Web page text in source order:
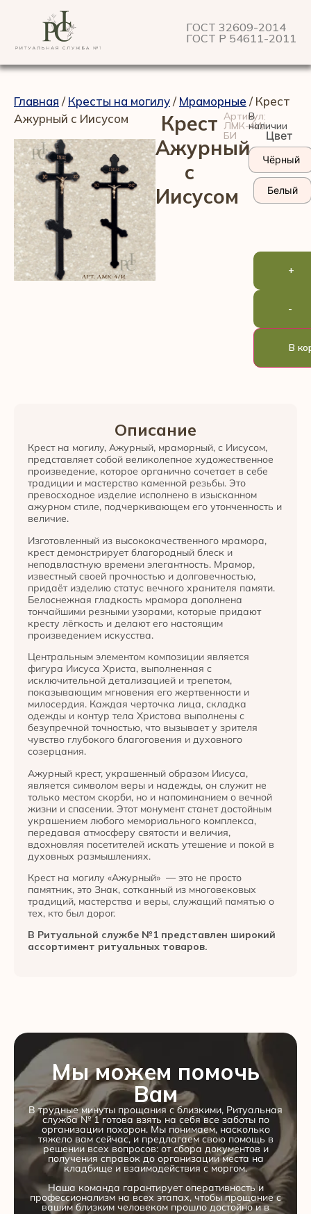
ГОСТ 32609-2014
ГОСТ Р 54611-2011
Главная /Кресты на могилу/Мраморные / Крест
Ажурный с Иисусом
Крест
Ажурный
с
Иисусом
Артикул:
ЛМК-4И/
БИ
В
наличии
Цвет
Чёрный
Белый
+
-
В
Описание
Крест на могилу, Ажурный, мраморный, с Иисусом,
представляет собой великолепное художественное
произведение, которое органично сочетает в себе
традиции и мастерство каменной резьбы. Это
превосходное изделие исполнено в изысканном
ажурном стиле, подчеркивающем его утонченность и
величие.
Изготовленный из высококачественного мрамора,
крест демонстрирует благородный блеск и
неподвластную времени элегантность. Мрамор,
известный своей прочностью и долговечностью,
придаёт изделию статус вечного хранителя памяти.
Белоснежная гладкость мрамора дополнена
тончайшими резными узорами, которые придают
кресту лёгкость и делают его настоящим
произведением искусства.
Центральным элементом композиции является
фигура Иисуса Христа, выполненная с
исключительной детализацией и трепетом,
показывающим мгновения его жертвенности и
милосердия. Каждая черточка лица, складка
одежды и контур тела Христова выполнены с
безупречной точностью, что вызывает у зрителя
чувство глубокого благоговения и духовного
созерцания.
Ажурный крест, украшенный образом Иисуса,
является символом веры и надежды, он служит не
только местом скорби, но и напоминанием о вечной
жизни и спасении. Этот монумент станет достойным
украшением любого мемориального комплекса,
передавая атмосферу святости и величия,
вдохновляя посетителей искать утешение и покой в
духовных размышлениях.
Крест на могилу «Ажурный» — это не просто
памятник, это Знак, сотканный из многовековых
традиций, мастерства и веры, служащий памятью о
тех, кто был дорог.
В Ритуальной службе №1 представлен широкий
ассортимент ритуальных товаров.
Мы можем помочь
Вам
В трудные минуты прощания с близкими, Ритуальная
служба № 1 готова взять на себя все заботы по
организации похорон. Мы понимаем, насколько
тяжело вам сейчас, и предлагаем свою помощь в
решении всех вопросов: от сбора документов и
получения справок до организации места на
кладбище и взаимодействия с моргом.
Наша команда гарантирует оперативность и
профессионализм на всех этапах, чтобы прощание с
вашим близким человеком прошло достойно и в